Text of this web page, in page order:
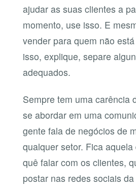
ajudar as suas clientes a
momento, use isso. E
vender para quem não
isso, explique, separe
adequados.
Sempre tem uma carência
se abordar em uma
gente fala de negócios de
qualquer setor. Fica
quê falar com os clientes,
postar nas redes sociais